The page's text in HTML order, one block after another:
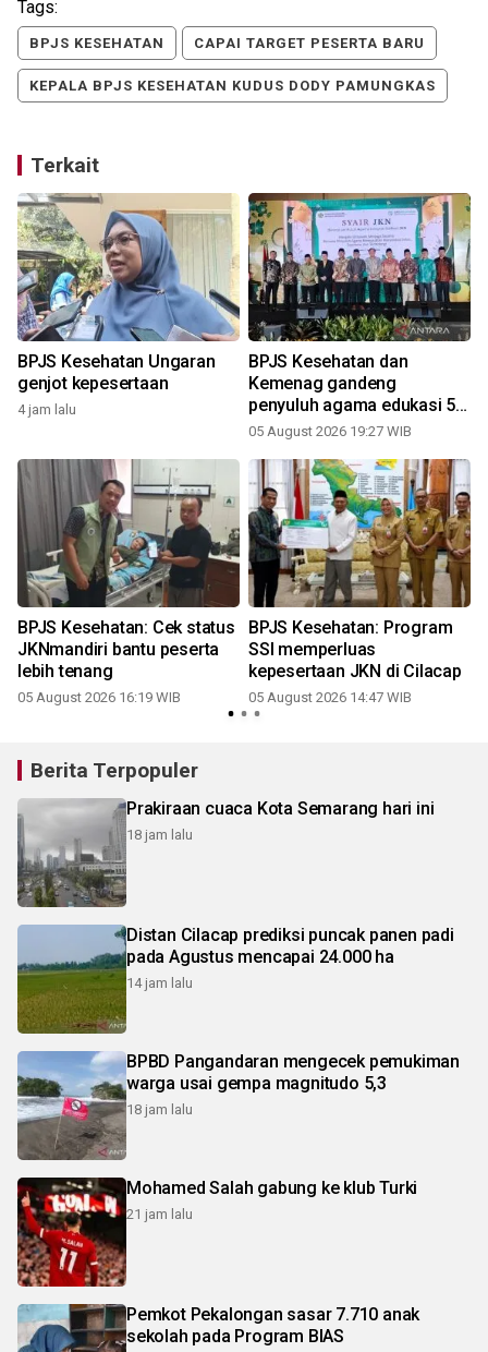
Tags:
BPJS KESEHATAN CAPAI TARGET PESERTA BARU
KEPALA BPJS KESEHATAN KUDUS DODY PAMUNGKAS
Terkait
BPJS Kesehatan Ungaran
genjot kepesertaan
4 jam lalu
BPJS Kesehatan dan
Kemenag gandeng
penyuluh agama edukasi 50
juta peserta nonaktif
05 August 2026 19:27 WIB
BPJS Kesehatan: Cek status
JKNmandiri bantu peserta
lebih tenang
05 August 2026 16:19 WIB
BPJS Kesehatan: Program
SSI memperluas
kepesertaan JKN di Cilacap
05 August 2026 14:47 WIB
Berita Terpopuler
Prakiraan cuaca Kota Semarang hari ini
18 jam lalu
Distan Cilacap prediksi puncak panen padi
pada Agustus mencapai 24.000 ha
14 jam lalu
BPBD Pangandaran mengecek pemukiman
warga usai gempa magnitudo 5,3
18 jam lalu
Mohamed Salah gabung ke klub Turki
21 jam lalu
Pemkot Pekalongan sasar 7.710 anak
sekolah pada Program BIAS